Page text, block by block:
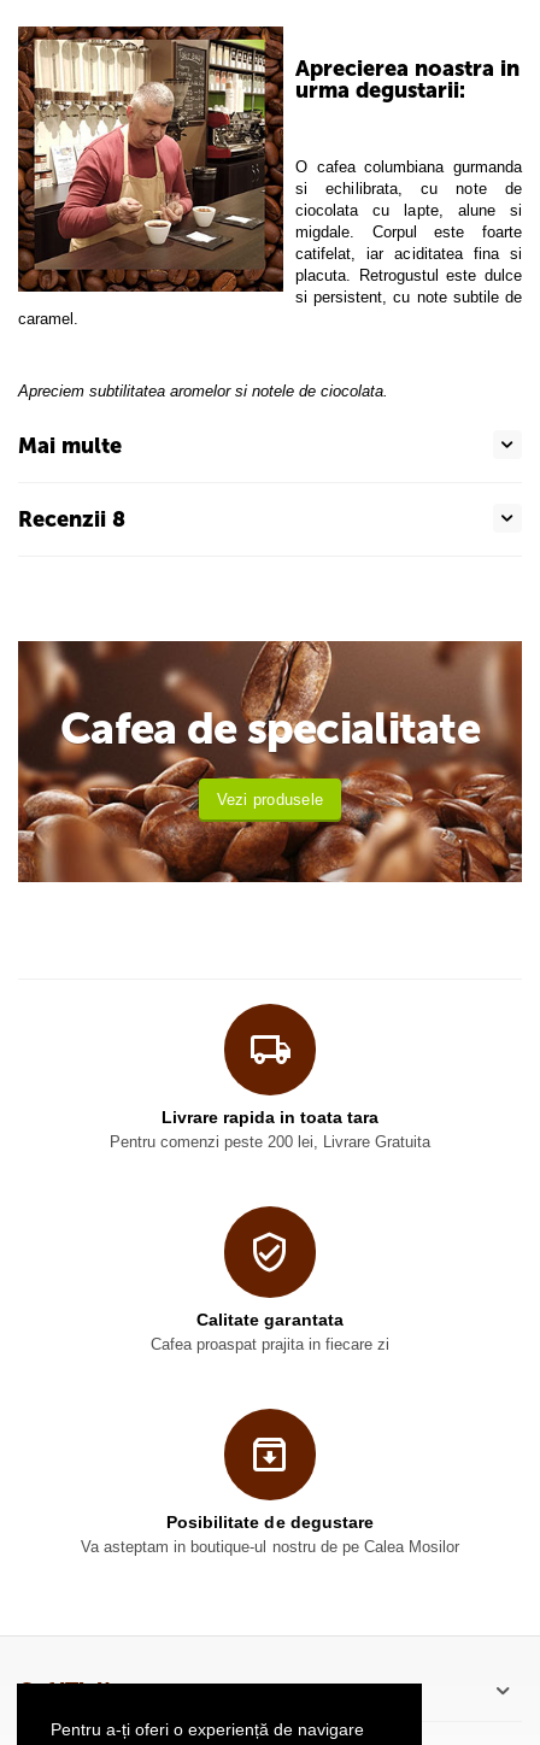
Pentru a-ți oferi o experiență de navigare
Aprecierea noastra in
urma degustarii:
O cafea columbiana gurmanda
si echilibrata, cu note de
ciocolata cu lapte, alune si
migdale. Corpul este foarte
catifelat, iar aciditatea fina si
placuta. Retrogustul este dulce
si persistent, cu note subtile de
caramel.
Apreciem subtilitatea aromelor si notele de ciocolata.
Mai multe
Recenzii 8
Cafea de specialitate
Vezi produsele
Livrare rapida in toata tara
Pentru comenzi peste 200 lei, Livrare Gratuita
Calitate garantata
Cafea proaspat prajita in fiecare zi
Posibilitate de degustare
Va asteptam in boutique-ul nostru de pe Calea Mosilor
CaféThé’scu